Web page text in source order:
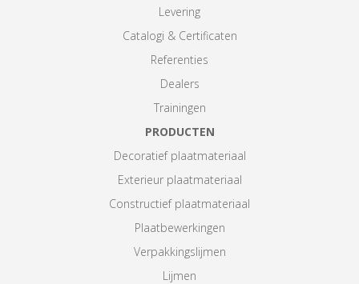
Levering
Catalogi & Certificaten
Referenties
Dealers
Trainingen
PRODUCTEN
Decoratief plaatmateriaal
Exterieur plaatmateriaal
Constructief plaatmateriaal
Plaatbewerkingen
Verpakkingslijmen
Lijmen